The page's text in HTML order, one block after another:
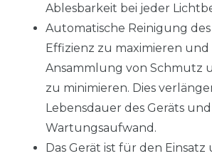
Ablesbarkeit bei jeder
Automatische Reinigung des
Effizienz zu maximieren und
Ansammlung von Schmutz
zu minimieren. Dies
Lebensdauer des Geräts
Wartungsaufwand.
Das Gerät ist für den